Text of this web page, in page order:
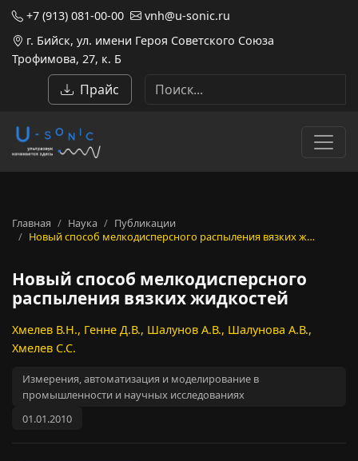
+7 (913) 081-00-00
vnh@u-sonic.ru
г. Бийск, ул. имени Героя Советского Союза
Трофимова, 27, к. Б
Прайс
Главная Наука
Публикации
Новый способ мелкодисперсного распыления вязких ж…
Новый способ мелкодисперсного
распыления вязких жидкостей
Хмелев В.Н., Генне Д.В., Шалунов А.В., Шалунова А.В.,
Хмелев С.С.
Измерения, автоматизация и моделирование в
промышленности и научных исследованиях
01.01.2010